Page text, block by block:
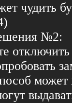
чудить
№2:
отключить
может